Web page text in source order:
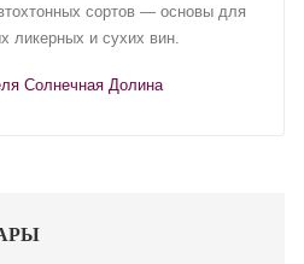
сортов — основы для
ликерных и сухих вин.
Солнечная Долина